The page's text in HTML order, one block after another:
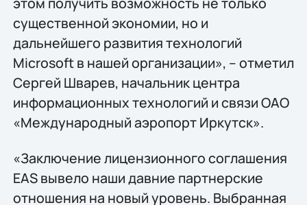
существенной экономии, но и
дальнейшего развития технологий
Microsoft в нашей организации», – отметил
Сергей Шварев, начальник центра
информационных технологий и связи ОАО
«Международный аэропорт Иркутск».
«Заключение лицензионного соглашения
EAS вывело наши давние партнерские
отношения на новый уровень. Выбранная